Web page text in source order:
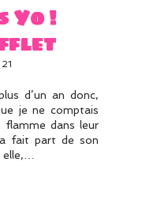
Yo !
d’un an donc,
je ne comptais
flamme dans leur
fait part de son
elle,…